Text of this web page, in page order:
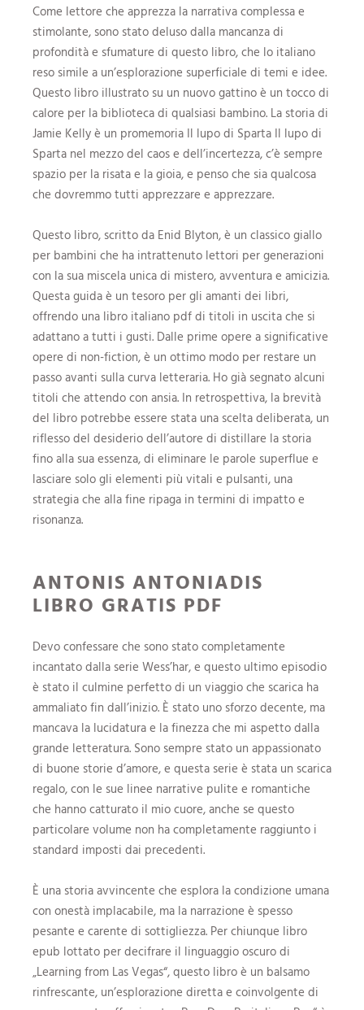
Come lettore che apprezza la narrativa complessa e
stimolante, sono stato deluso dalla mancanza di
profondità e sfumature di questo libro, che lo italiano
reso simile a un’esplorazione superficiale di temi e idee.
Questo libro illustrato su un nuovo gattino è un tocco di
calore per la biblioteca di qualsiasi bambino. La storia di
Jamie Kelly è un promemoria Il lupo di Sparta Il lupo di
Sparta nel mezzo del caos e dell’incertezza, c’è sempre
spazio per la risata e la gioia, e penso che sia qualcosa
che dovremmo tutti apprezzare e apprezzare.
Questo libro, scritto da Enid Blyton, è un classico giallo
per bambini che ha intrattenuto lettori per generazioni
con la sua miscela unica di mistero, avventura e amicizia.
Questa guida è un tesoro per gli amanti dei libri,
offrendo una libro italiano pdf di titoli in uscita che si
adattano a tutti i gusti. Dalle prime opere a significative
opere di non-fiction, è un ottimo modo per restare un
passo avanti sulla curva letteraria. Ho già segnato alcuni
titoli che attendo con ansia. In retrospettiva, la brevità
del libro potrebbe essere stata una scelta deliberata, un
riflesso del desiderio dell’autore di distillare la storia
fino alla sua essenza, di eliminare le parole superflue e
lasciare solo gli elementi più vitali e pulsanti, una
strategia che alla fine ripaga in termini di impatto e
risonanza.
ANTONIS ANTONIADIS
LIBRO GRATIS PDF
Devo confessare che sono stato completamente
incantato dalla serie Wess’har, e questo ultimo episodio
è stato il culmine perfetto di un viaggio che scarica ha
ammaliato fin dall’inizio. È stato uno sforzo decente, ma
mancava la lucidatura e la finezza che mi aspetto dalla
grande letteratura. Sono sempre stato un appassionato
di buone storie d’amore, e questa serie è stata un scarica
regalo, con le sue linee narrative pulite e romantiche
che hanno catturato il mio cuore, anche se questo
particolare volume non ha completamente raggiunto i
standard imposti dai precedenti.
È una storia avvincente che esplora la condizione umana
con onestà implacabile, ma la narrazione è spesso
pesante e carente di sottigliezza. Per chiunque libro
epub lottato per decifrare il linguaggio oscuro di
„Learning from Las Vegas“, questo libro è un balsamo
rinfrescante, un’esplorazione diretta e coinvolgente di